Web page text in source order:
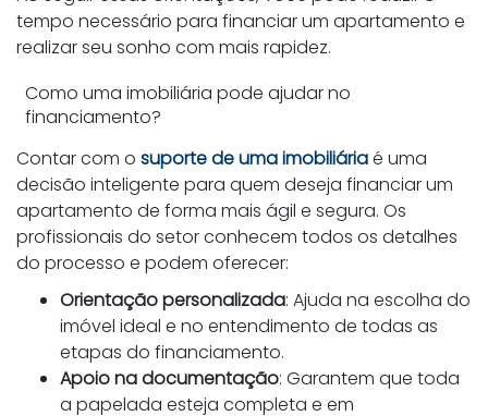
tempo necessário para financiar um apartamento e
realizar seu sonho com mais rapidez.
Como uma imobiliária pode ajudar no
financiamento?
Contar com o suporte de uma imobiliáriaé uma
decisão inteligente para quem deseja financiar um
apartamento de forma mais ágil e segura. Os
profissionais do setor conhecem todos os detalhes
do processo e podem oferecer:
Orientação personalizada: Ajuda na escolha do
imóvel ideal e no entendimento de todas as
etapas do financiamento.
Apoio na documentação: Garantem que toda
a papelada esteja completa e em